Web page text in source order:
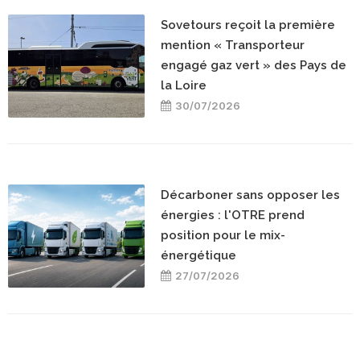
Sovetours reçoit la première
mention « Transporteur
engagé gaz vert » des Pays de
la Loire
30/07/2026
Décarboner sans opposer les
énergies : l'OTRE prend
position pour le mix-
énergétique
27/07/2026